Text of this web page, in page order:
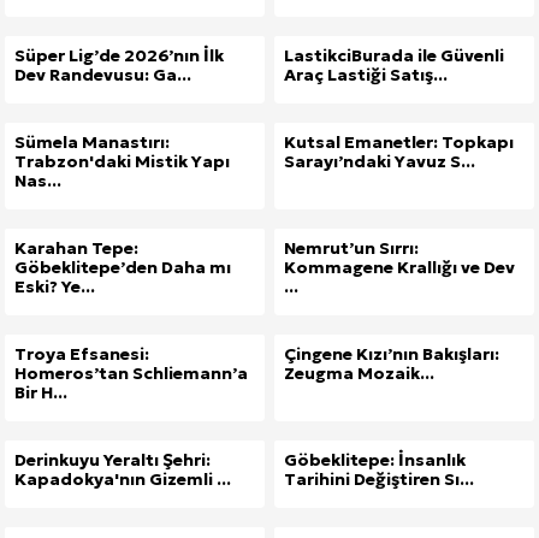
Süper Lig’de 2026’nın İlk
Dev Randevusu: Ga...
LastikciBurada ile Güvenli
Araç Lastiği Satış...
Sümela Manastırı:
Trabzon'daki Mistik Yapı
Nas...
Kutsal Emanetler: Topkapı
Sarayı’ndaki Yavuz S...
Karahan Tepe:
Göbeklitepe’den Daha mı
Eski? Ye...
Nemrut’un Sırrı:
Kommagene Krallığı ve Dev
...
Troya Efsanesi:
Homeros’tan Schliemann’a
Bir H...
Çingene Kızı’nın Bakışları:
Zeugma Mozaik...
Derinkuyu Yeraltı Şehri:
Kapadokya'nın Gizemli ...
Göbeklitepe: İnsanlık
Tarihini Değiştiren Sı...